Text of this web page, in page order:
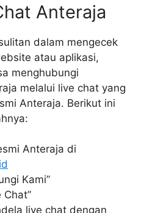
Anteraja
dalam mengecek
atau aplikasi,
menghubungi
melalui live chat yang
Anteraja. Berikut ini
Anteraja di
Kami”
Chat”
live chat dengan